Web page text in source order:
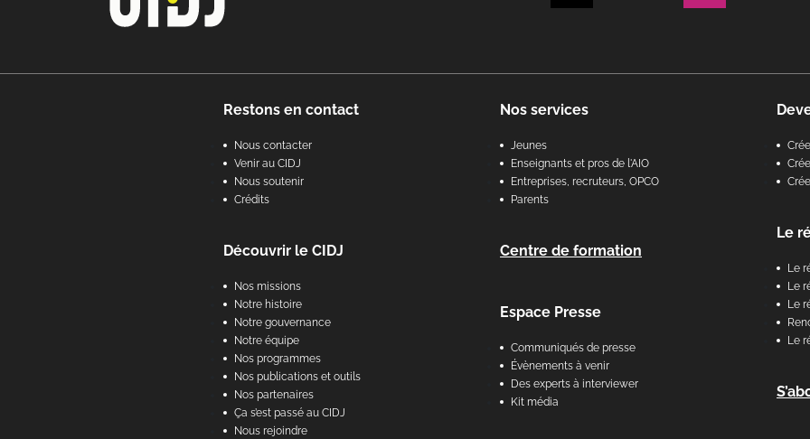
Restons en contact
Nous contacter
Venir au CIDJ
Nous soutenir
Crédits
Découvrir le CIDJ
Nos missions
Notre histoire
Notre gouvernance
Notre équipe
Nos programmes
Nos publications et outils
Nos partenaires
Ça s’est passé au CIDJ
Nous rejoindre
Nos services
Jeunes
Enseignants et pros de l'AIO
Entreprises, recruteurs, OPCO
Parents
Centre de formation
Espace Presse
Communiqués de presse
Évènements à venir
Des experts à interviewer
Kit média
Le
Le
Le
Le
Le